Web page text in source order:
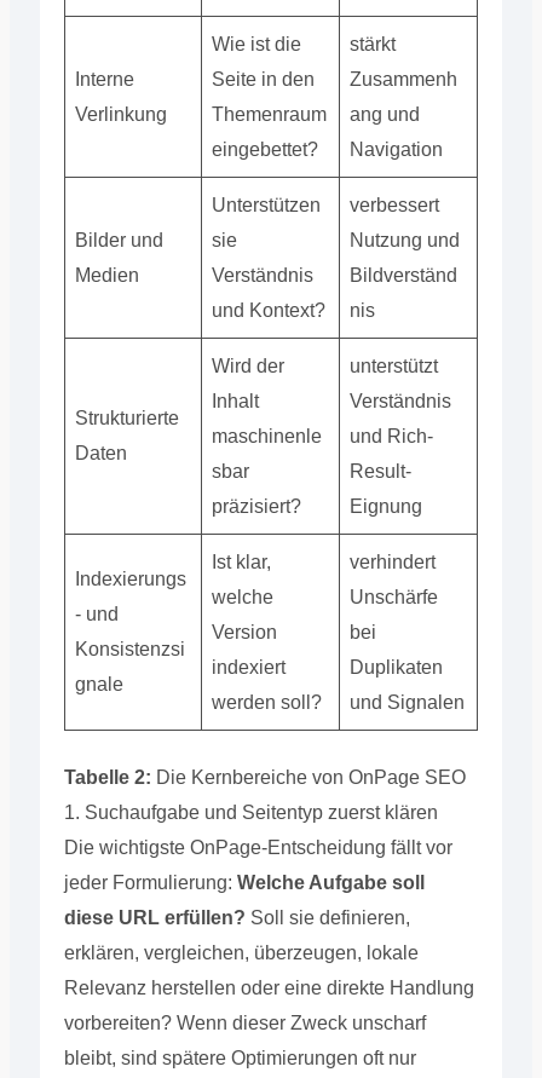
Interne
Verlinkung
Wie ist die
Seite in den
Themenraum
eingebettet?
stärkt
Zusammenh
ang und
Navigation
Bilder und
Medien
Unterstützen
sie
Verständnis
und Kontext?
verbessert
Nutzung und
Bildverständ
nis
Strukturierte
Daten
Wird der
Inhalt
maschinenle
sbar
präzisiert?
unterstützt
Verständnis
und Rich-
Result-
Eignung
Indexierungs
- und
Konsistenzsi
gnale
Ist klar,
welche
Version
indexiert
werden soll?
verhindert
Unschärfe
bei
Duplikaten
und Signalen
Tabelle 2: Die Kernbereiche von OnPage SEO
1. Suchaufgabe und Seitentyp zuerst klären
Die wichtigste OnPage-Entscheidung fällt vor
jeder Formulierung: Welche Aufgabe soll
diese URL erfüllen? Soll sie definieren,
erklären, vergleichen, überzeugen, lokale
Relevanz herstellen oder eine direkte Handlung
vorbereiten? Wenn dieser Zweck unscharf
bleibt, sind spätere Optimierungen oft nur